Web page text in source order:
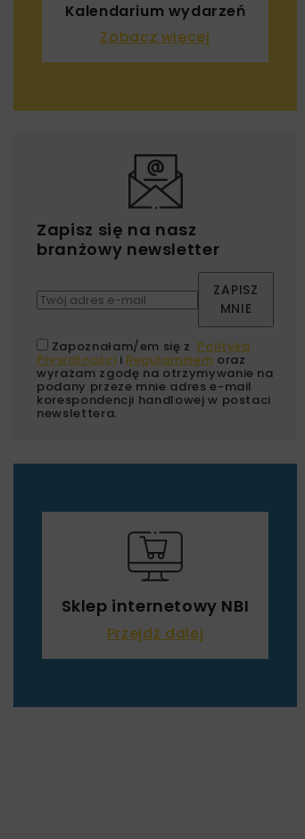
Kalendarium wydarzeń
Zobacz więcej
Zapisz się na nasz
branżowy newsletter
ZAPISZ
MNIE
Zapoznałam/em się z Polityką
Prywatności i Regulaminem oraz
wyrażam zgodę na otrzymywanie na
podany przeze mnie adres e-mail
korespondencji handlowej w postaci
newslettera.
Sklep internetowy NBI
Przejdź dalej